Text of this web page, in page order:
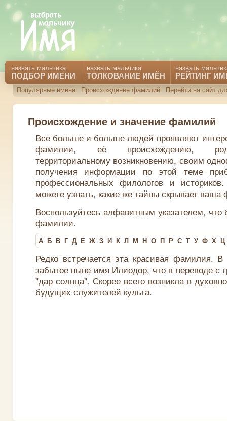
назвать мальчика
ПОДБОР ИМЕНИ
назвать мальчика
ТОЛКОВАНИЕ ИМЁН
назвать
РЕЙТИНГ
Популярные имена Происхождение фамилий Перейти на сайт
Происхождение и значение фамилий
Все больше и больше людей проявляют
фамилии, её происхождению,
территориальному возникновению, своим
получения информации по этой теме
профессиональных филологов и
можете узнать, какие же тайны скрывает
Воспользуйтесь алфавитным указателем, что
фамилии.
А Б В Г Д Е Ж З И К Л М Н О П Р С Т У Ф Х Ц
Редко встречается эта красивая фамилия.
забытое ныне имя Илиодор, что в переводе с
"дар солнца". Скорее всего возникла в
будущих служителей культа.